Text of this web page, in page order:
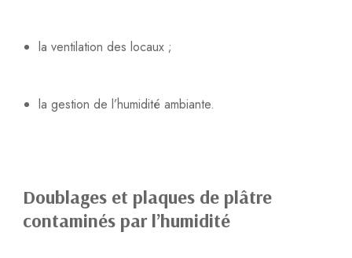
la ventilation des locaux ;
la gestion de l’humidité ambiante.
Doublages et plaques de plâtre
contaminés par l’humidité